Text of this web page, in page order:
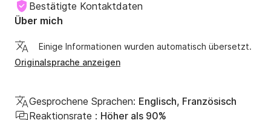
Bestätigte Kontaktdaten
Über mich
Einige Informationen wurden automatisch übersetzt.
Originalsprache anzeigen
Gesprochene Sprachen: Englisch, Französisch
Reaktionsrate : Höher als 90%